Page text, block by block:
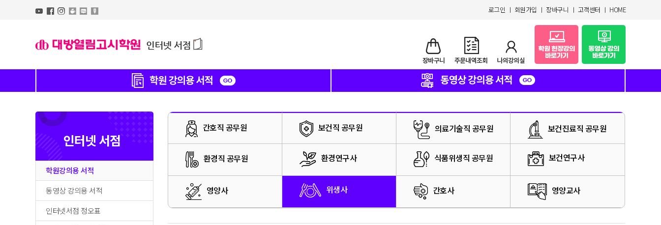
로그인 ㅣ 회원가입 ㅣ 장바구니 ㅣ 고객센터 ㅣ HOME
인터넷 서점
학원강의용 서적
동영상 강의용 서적
인터넷서점 정오표
간호직 공무원 보건직 공무원 의료기술직 공무원 보건진료직 공무원
환경직 공무원 환경연구사 식품위생직 공무원 보건연구사
영양사 위생사 간호사 영양교사